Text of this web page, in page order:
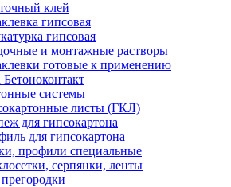
клей
гипсовая
гипсовая
и монтажные растворы
готовые к применению
Бетоноконтакт
системы
листы (ГКЛ)
для гипсокартона
для гипсокартона
профили специальные
серпянки, ленты